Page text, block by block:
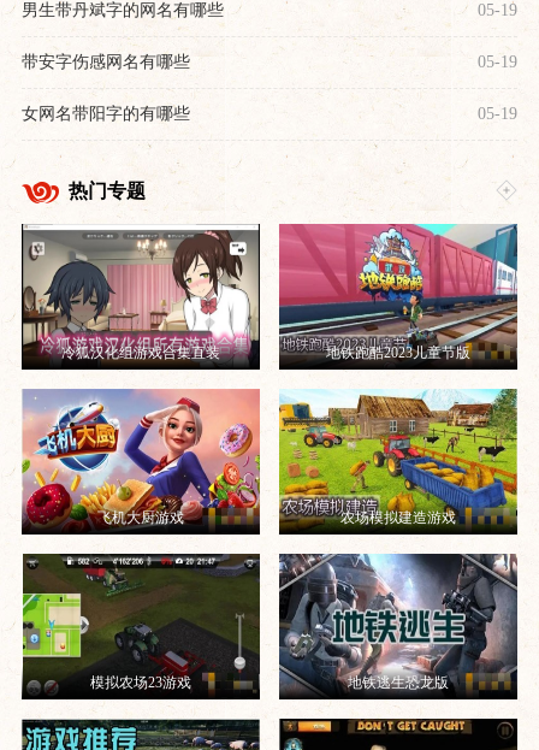
男生带丹斌字的网名有哪些 05-19
带安字伤感网名有哪些 05-19
女网名带阳字的有哪些 05-19
热门专题
冷狐汉化组游戏合集直装 地铁跑酷2023儿童节版
飞机大厨游戏 农场模拟建造游戏
模拟农场23游戏 地铁逃生恐龙版